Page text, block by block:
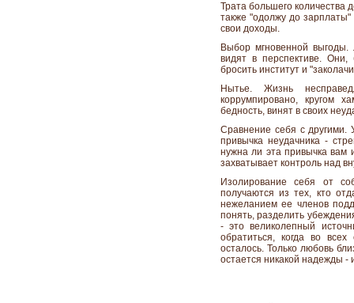
Трата большего количества
также "одолжу до
свои доходы.
Выбор мгновенной
видят в перспективе. Они,
бросить институт и
Нытье. Жизнь
коррумпировано, кругом
бедность, винят в своих
Сравнение себя с другими.
привычка неудачника -
нужна ли эта привычка вам
захватывает контроль над
Изолирование себя от
получаются из тех, кто
нежеланием ее членов
понять, разделить
- это великолепный
обратиться, когда во
осталось. Только любовь
остается никакой надежды -